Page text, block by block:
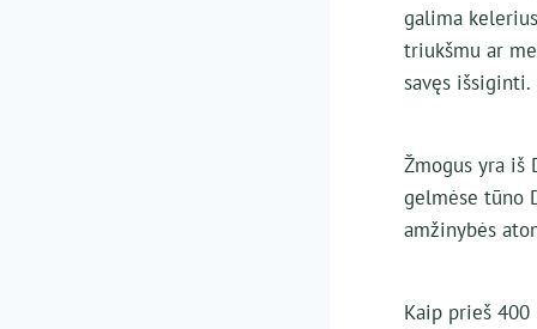
galima
triukšmu ar
savęs išsiginti.
Žmogus yra iš
gelmėse tūno
amžinybės
Kaip prieš